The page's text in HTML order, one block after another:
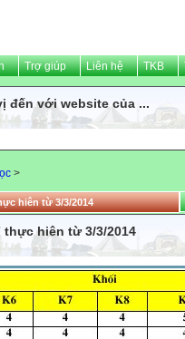
Trợ giúp Liên hệ TKB
đến với website của ...
>
hiên từ 3/3/2014
hiên từ 3/3/2014